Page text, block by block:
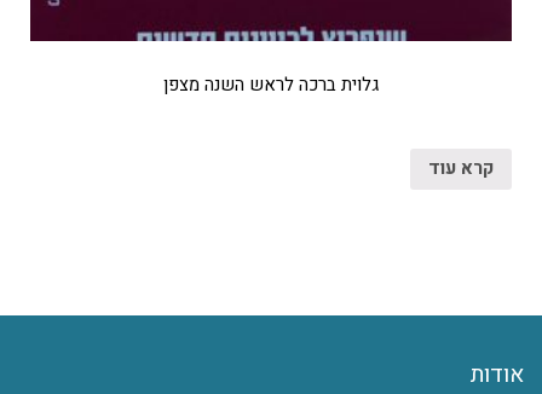
גלוית ברכה לראש השנה מצפן
קרא עוד
אודות